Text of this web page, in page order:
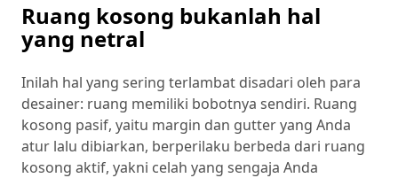
Ruang kosong bukanlah hal
yang netral
Inilah hal yang sering terlambat disadari oleh para
desainer: ruang memiliki bobotnya sendiri. Ruang
kosong pasif, yaitu margin dan gutter yang Anda
atur lalu dibiarkan, berperilaku berbeda dari ruang
kosong aktif, yakni celah yang sengaja Anda